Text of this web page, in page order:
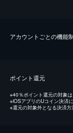
アカウントごとの機能
ポイント還元
※40％ポイント還元の対象
※iOSアプリのUコイン決済
※還元の対象外となる決済